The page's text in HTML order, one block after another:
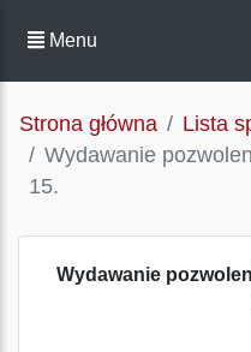
Menu
Strona główna
Lista
Wydawanie
15.
Wydawanie